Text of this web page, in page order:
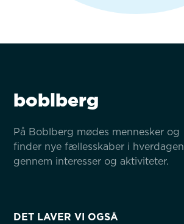
boblberg
På Boblberg mødes mennesker og
finder nye fællesskaber i hverdagen
gennem interesser og aktiviteter.
DET LAVER VI OGSÅ